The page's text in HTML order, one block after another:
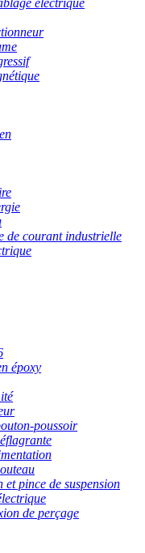
électrique
de courant industrielle
époxy
poussoir
et pince de suspension
de perçage